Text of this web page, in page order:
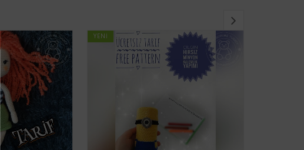
YENI